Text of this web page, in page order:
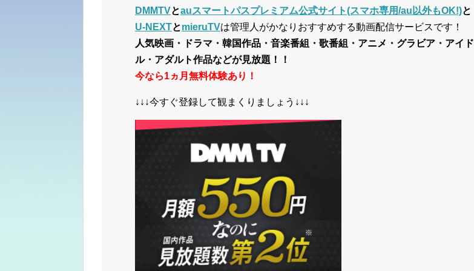
DMMTVとauスマートパスプレミアム公式サイト(スマホ専用/au以外もOK!)と
U-NEXTとmieruTVは管理人がかなりおすすめする動画配信サービスです！
人気映画・ドラマ・韓国作品・音楽番組・歌番組・アニメ・グラビア・アイド
ル・アダルト作品などが見放題！！
今なら1ヵ月無料体験あり！
↓↓↓今すぐ登録して観まくりましょう↓↓↓